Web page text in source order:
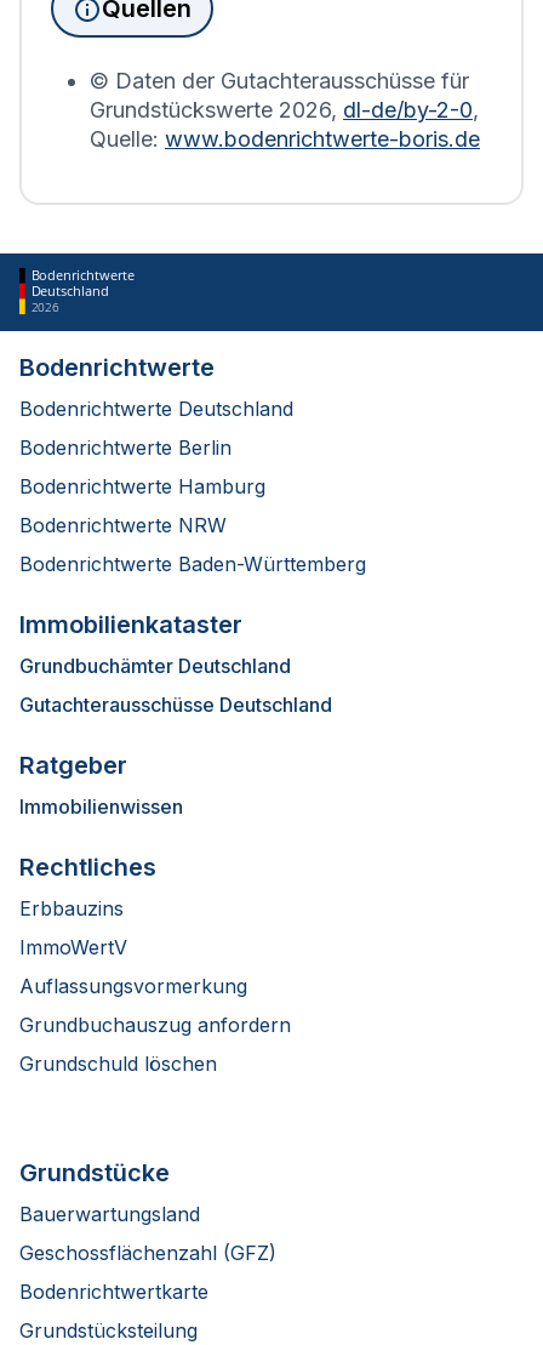
Bodenrichtwerts des entsprechenden Jahres
Quellen
© Daten der Gutachterausschüsse für
Grundstückswerte 2026, dl-de/by-2-0,
Quelle: www.bodenrichtwerte-boris.de
Bodenrichtwerte
Deutschland
2026
Bodenrichtwerte
Bodenrichtwerte Deutschland
Bodenrichtwerte Berlin
Bodenrichtwerte Hamburg
Bodenrichtwerte NRW
Bodenrichtwerte Baden-Württemberg
Immobilienkataster
Grundbuchämter Deutschland
Gutachterausschüsse Deutschland
Ratgeber
Immobilienwissen
Rechtliches
Erbbauzins
ImmoWertV
Auflassungsvormerkung
Grundbuchauszug anfordern
Grundschuld löschen
Grundstücke
Bauerwartungsland
Geschossflächenzahl (GFZ)
Bodenrichtwertkarte
Grundstücksteilung